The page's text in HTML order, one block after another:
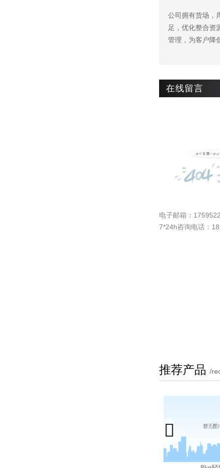
公司拥有货场，
足，优化整合资
管理，为客户降
在线留言
电子邮箱：
7*24h咨询电话：
推荐产品 /
